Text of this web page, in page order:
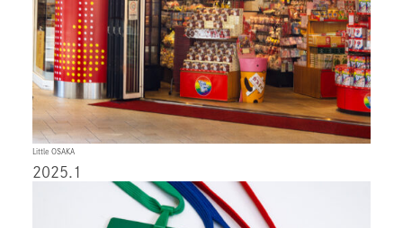
Little OSAKA
2025.1